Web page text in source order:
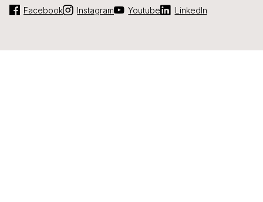
Facebook Instagram Youtube LinkedIn